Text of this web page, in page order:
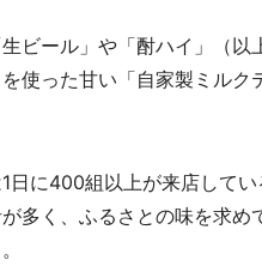
ビール」や「酎ハイ」（以
を使った甘い「自家製ミル
に400組以上が来店して
多く、ふるさとの味を求